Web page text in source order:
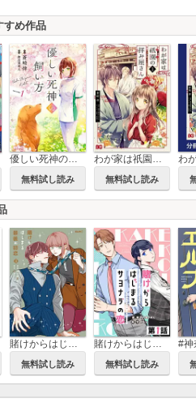
すめ作品
優しい死神の飼い方 THE COMIC
無料試し読み
わが家は祇園の拝み屋さん
無料試し読み
無料試し読み 無料試し読み